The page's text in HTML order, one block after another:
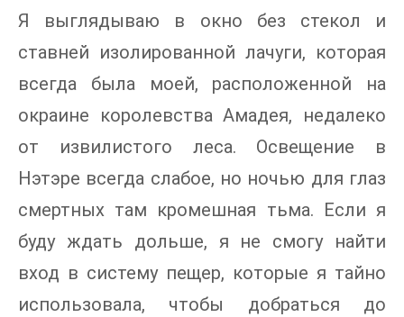
Я выглядываю в окно без стекол и
ставней изолированной лачуги, которая
всегда была моей, расположенной на
окраине королевства Амадея, недалеко
от извилистого леса. Освещение в
Нэтэре всегда слабое, но ночью для глаз
смертных там кромешная тьма. Если я
буду ждать дольше, я не смогу найти
вход в систему пещер, которые я тайно
использовала, чтобы добраться до